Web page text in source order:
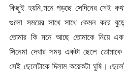
কিছুই হয়নি,মনে পড়ছে সেদিনের সেই
গুলো সময়ের সাথে সাথে কেমন করে
তোমার কি মনে আছে তোমাকে নিয়ে
সিনেমা দেখার সময় একটা ছেলে
সেই ছেলেটাকে দিলাম কয়েকটা ঘুষি।